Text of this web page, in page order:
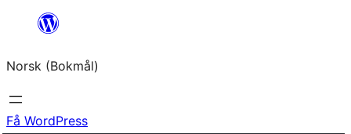
Hopp
innhold
Norsk (Bokmål)
Få WordPress